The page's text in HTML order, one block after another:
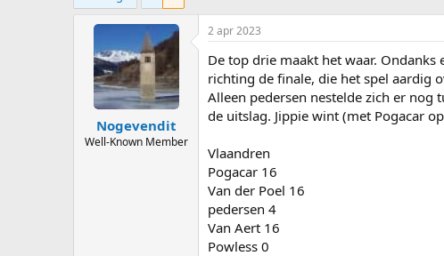
i
r
r
t
d
t
u
m
Nogevendit
Well-Known Member
2 apr 2023
De top drie maakt het waar.
richting de finale, die het spel aardig
Alleen pedersen nestelde zich er nog
de uitslag. Jippie wint (met Pogacar
Vlaandren
Pogacar 16
Van der Poel 16
pedersen 4
Van Aert 16
Powless 0